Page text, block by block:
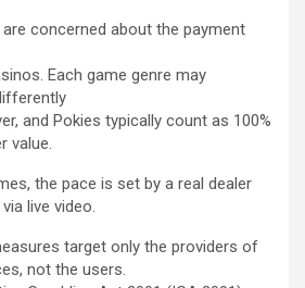
concerned about the payment
Each game genre may
and Pokies typically count as 100%
value.
the pace is set by a real dealer
live video.
target only the providers of
not the users.